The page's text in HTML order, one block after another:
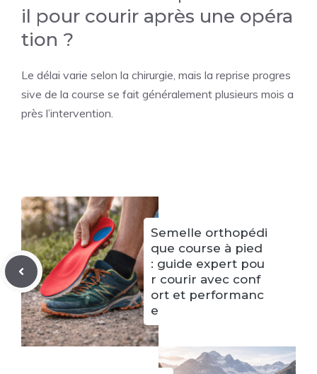
il pour courir après une opéra
tion ?
Le délai varie selon la chirurgie, mais la reprise progres
sive de la course se fait généralement plusieurs mois a
près l’intervention.
Semelle orthopédi
que course à pied
: guide expert pou
r courir avec conf
ort et performanc
e